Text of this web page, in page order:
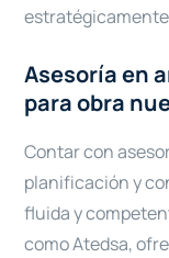
Asesoría en
para obra
Contar con
planificación y
fluida y
como Atedsa,